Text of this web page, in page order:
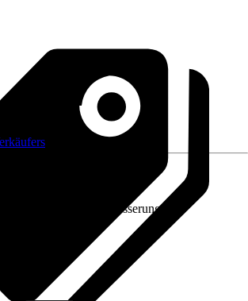
Rasenanlage, Rasenausbesserung